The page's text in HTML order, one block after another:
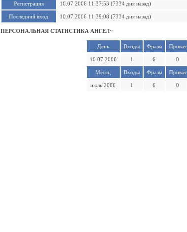
Регистрация 10.07.2006 11:37:53 (7334 дня назад)
Последний вход 10.07.2006 11:39:08 (7334 дня назад)
ПЕРСОНАЛЬНАЯ СТАТИСТИКА АНГЕЛ~
День Входы Фразы Приват
10.07.2006 1 6 0
Месяц Входы Фразы Приват
июль 2006 1 6 0